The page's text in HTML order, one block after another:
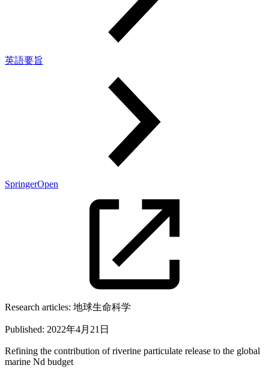
英語要旨
SpringerOpen
Research articles: 地球生命科学
Published: 2022年4月21日
Refining the contribution of riverine particulate release to the global
marine Nd budget